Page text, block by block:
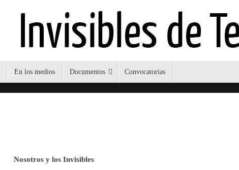
En los medios Documentos Convocatorias
Nosotros y los Invisibles